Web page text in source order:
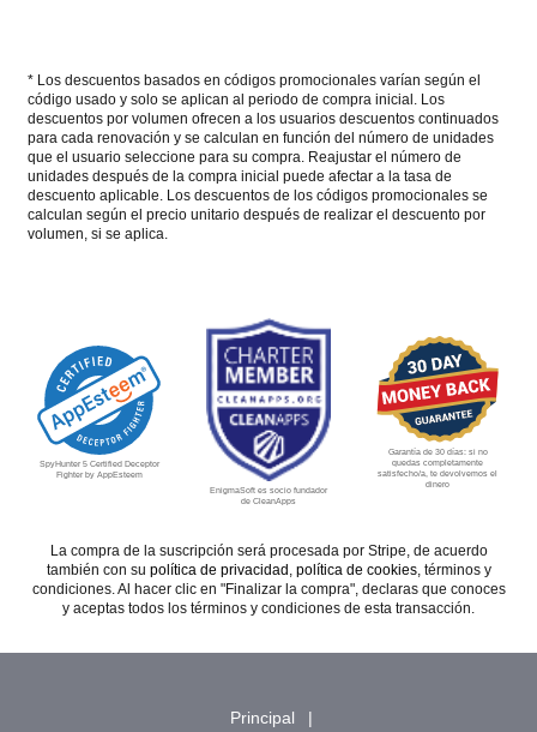
* Los descuentos basados en códigos promocionales varían según el
código usado y solo se aplican al periodo de compra inicial. Los
descuentos por volumen ofrecen a los usuarios descuentos continuados
para cada renovación y se calculan en función del número de unidades
que el usuario seleccione para su compra. Reajustar el número de
unidades después de la compra inicial puede afectar a la tasa de
descuento aplicable. Los descuentos de los códigos promocionales se
calculan según el precio unitario después de realizar el descuento por
volumen, si se aplica.
SpyHunter 5 Certified Deceptor
Fighter by AppEsteem
EnigmaSoft es socio fundador
de CleanApps
Garantía de 30 días: si no
quedas completamente
satisfecho/a, te devolvemos el
dinero
La compra de la suscripción será procesada por Stripe, de acuerdo
también con su política de privacidad , política de cookies, términos y
condiciones. Al hacer clic en "Finalizar la compra", declaras que conoces
y aceptas todos los términos y condiciones de esta transacción.
Principal